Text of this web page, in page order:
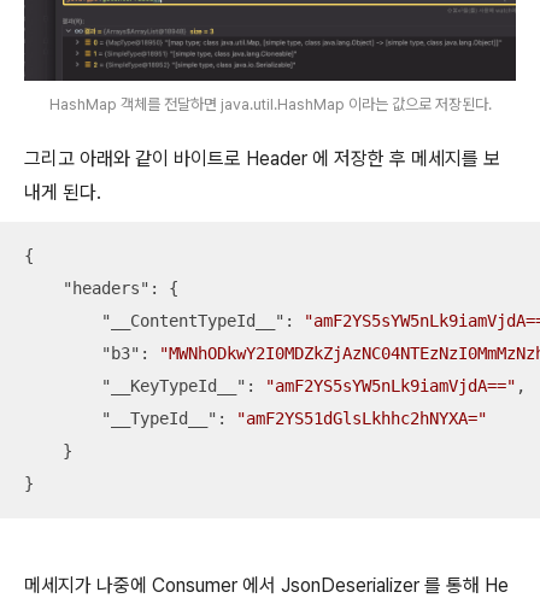
HashMap 객체를 전달하면 java.util.HashMap 이라는 값으로 저장된다.
그리고 아래와 같이 바이트로 Header 에 저장한 후 메세지를 보
내게 된다.
{
"headers" : {
"__ContentTypeId__" :
"b3" :
"__KeyTypeId__" : "amF2YS5sYW5nLk9iamVjdA==" ,
"__TypeId__" :
"amF2YS51dGlsLkhhc2hNYXA="
    }
}
메세지가 나중에 Consumer 에서 JsonDeserializer 를 통해 He